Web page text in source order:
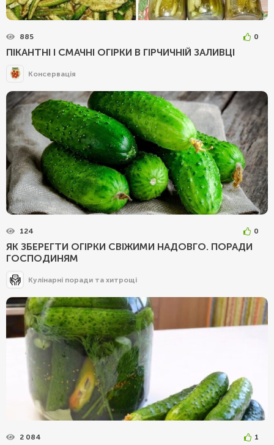
885 0
ПІКАНТНІ І СМАЧНІ ОГІРКИ В ГІРЧИЧНІЙ ЗАЛИВЦІ
Консервація
124 0
ЯК ЗБЕРЕГТИ ОГІРКИ СВІЖИМИ НАДОВГО. ПОРАДИ
ГОСПОДИНЯМ
Кулінарні поради та хитрощі
2 084 1